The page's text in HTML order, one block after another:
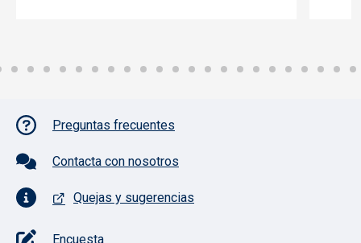
Pie de página con iconos
Preguntas frecuentes
Contacta con nosotros
Quejas y sugerencias
Encuesta